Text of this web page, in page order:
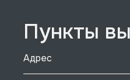
Пункты
Адрес